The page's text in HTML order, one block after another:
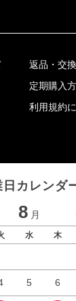
返品・交
定期購入
利用規約
日カレンダ
8 月
水 木
5 6